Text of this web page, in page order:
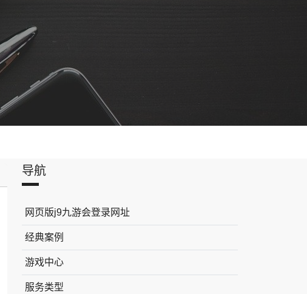
导航
网页版j9九游会登录网址
经典案例
游戏中心
服务类型